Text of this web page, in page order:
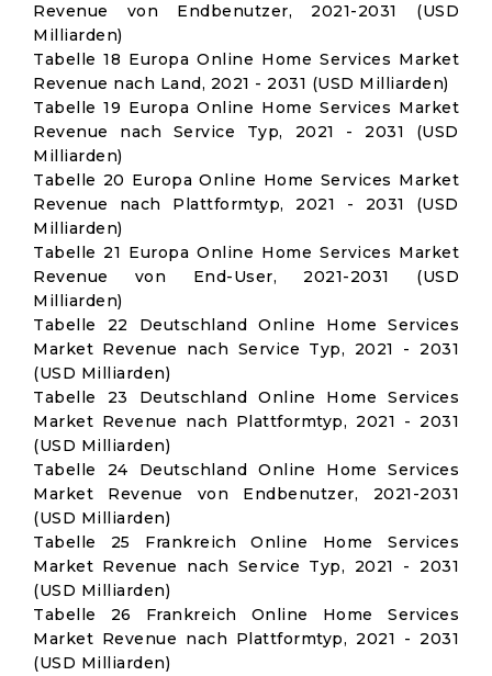
Revenue von Endbenutzer, 2021-2031 (USD
Milliarden)
Tabelle 18 Europa Online Home Services Market
Revenue nach Land, 2021 - 2031 (USD Milliarden)
Tabelle 19 Europa Online Home Services Market
Revenue nach Service Typ, 2021 - 2031 (USD
Milliarden)
Tabelle 20 Europa Online Home Services Market
Revenue nach Plattformtyp, 2021 - 2031 (USD
Milliarden)
Tabelle 21 Europa Online Home Services Market
Revenue von End-User, 2021-2031 (USD
Milliarden)
Tabelle 22 Deutschland Online Home Services
Market Revenue nach Service Typ, 2021 - 2031
(USD Milliarden)
Tabelle 23 Deutschland Online Home Services
Market Revenue nach Plattformtyp, 2021 - 2031
(USD Milliarden)
Tabelle 24 Deutschland Online Home Services
Market Revenue von Endbenutzer, 2021-2031
(USD Milliarden)
Tabelle 25 Frankreich Online Home Services
Market Revenue nach Service Typ, 2021 - 2031
(USD Milliarden)
Tabelle 26 Frankreich Online Home Services
Market Revenue nach Plattformtyp, 2021 - 2031
(USD Milliarden)